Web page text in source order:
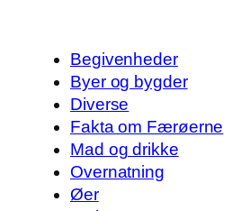
Begivenheder
Byer og bygder
Diverse
Fakta om Færøerne
Mad og drikke
Overnatning
Øer